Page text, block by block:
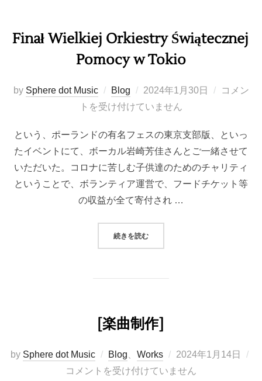
Finał Wielkiej Orkiestry Świątecznej
Pomocy w Tokio
by Sphere dot Music Blog
投
稿
2024年1月30日
コメン
トを受け付けていません
という、ポーランドの有名フェスの東京支部版、といっ
たイベントにて、ボーカル岩崎芳佳さんとご一緒させて
いただいた。コロナに苦しむ子供達のためのチャリティ
ということで、ボランティア運営で、フードチケット等
の収益が全て寄付され …
続きを読む“FINAŁ WIELKIEJ ORKIESTRY
[楽曲制作]
by Sphere dot Music Blog Works
投
稿
2024年1月14日
コメントを受け付けていません